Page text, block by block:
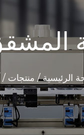
الرئيسية/ منتجات /